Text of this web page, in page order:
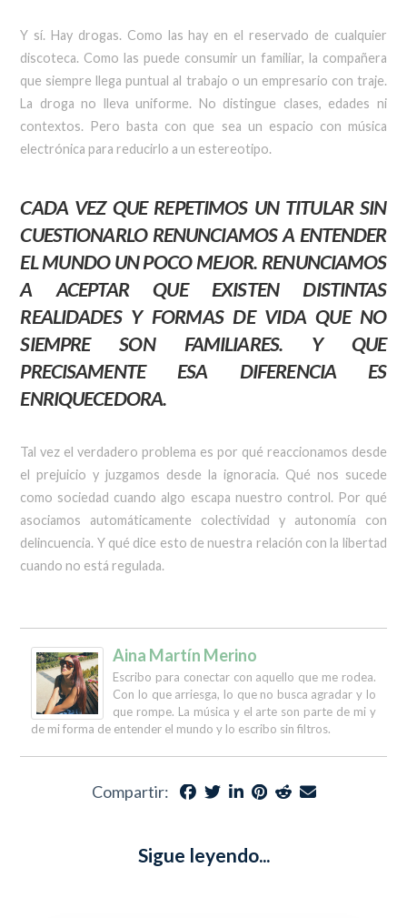
Y sí. Hay drogas. Como las hay en el reservado de cualquier
discoteca. Como las puede consumir un familiar, la compañera
que siempre llega puntual al trabajo o un empresario con traje.
La droga no lleva uniforme. No distingue clases, edades ni
contextos. Pero basta con que sea un espacio con música
electrónica para reducirlo a un estereotipo.
CADA VEZ QUE REPETIMOS UN TITULAR SIN
CUESTIONARLO RENUNCIAMOS A ENTENDER
EL MUNDO UN POCO MEJOR. RENUNCIAMOS
A ACEPTAR QUE EXISTEN DISTINTAS
REALIDADES Y FORMAS DE VIDA QUE NO
SIEMPRE SON FAMILIARES. Y QUE
PRECISAMENTE ESA DIFERENCIA ES
ENRIQUECEDORA.
Tal vez el verdadero problema es por qué reaccionamos desde
el prejuicio y juzgamos desde la ignoracia. Qué nos sucede
como sociedad cuando algo escapa nuestro control. Por qué
asociamos automáticamente colectividad y autonomía con
delincuencia. Y qué dice esto de nuestra relación con la libertad
cuando no está regulada.
Aina Martín Merino
Escribo para conectar con aquello que me rodea.
Con lo que arriesga, lo que no busca agradar y lo
que rompe. La música y el arte son parte de mi y
de mi forma de entender el mundo y lo escribo sin filtros.
Compartir:
Sigue leyendo...